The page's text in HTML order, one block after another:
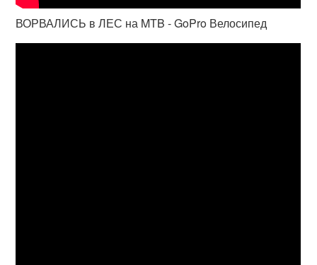
ВОРВАЛИСЬ в ЛЕС на MTB - GoPro Велосипед